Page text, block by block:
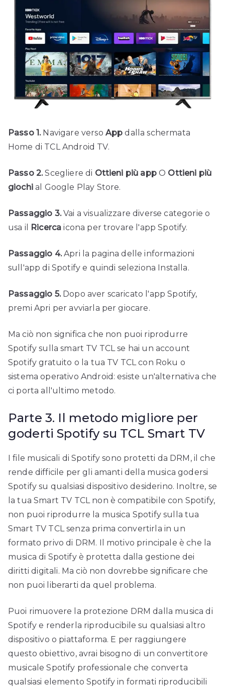
Passo 1.Navigare verso App dalla schermata
Home di TCL Android TV.
Passo 2.Scegliere di Ottieni più appO Ottieni più
giochial Google Play Store.
Passaggio 3.Vai a visualizzare diverse categorie o
usa il Ricerca icona per trovare l'app Spotify.
Passaggio 4.Apri la pagina delle informazioni
sull'app di Spotify e quindi seleziona Installa.
Passaggio 5.Dopo aver scaricato l'app Spotify,
premi Apri per avviarla per giocare.
Ma ciò non significa che non puoi riprodurre
Spotify sulla smart TV TCL se hai un account
Spotify gratuito o la tua TV TCL con Roku o
sistema operativo Android: esiste un'alternativa che
ci porta all'ultimo metodo.
Parte 3. Il metodo migliore per
goderti Spotify su TCL Smart TV
I file musicali di Spotify sono protetti da DRM, il che
rende difficile per gli amanti della musica godersi
Spotify su qualsiasi dispositivo desiderino. Inoltre, se
la tua Smart TV TCL non è compatibile con Spotify,
non puoi riprodurre la musica Spotify sulla tua
Smart TV TCL senza prima convertirla in un
formato privo di DRM. Il motivo principale è che la
musica di Spotify è protetta dalla gestione dei
diritti digitali. Ma ciò non dovrebbe significare che
non puoi liberarti da quel problema.
Puoi rimuovere la protezione DRM dalla musica di
Spotify e renderla riproducibile su qualsiasi altro
dispositivo o piattaforma. E per raggiungere
questo obiettivo, avrai bisogno di un convertitore
musicale Spotify professionale che converta
qualsiasi elemento Spotify in formati riproducibili